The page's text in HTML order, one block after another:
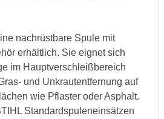
nachrüstbare Spule mit
erhältlich. Sie eignet sich
im Hauptverschleißbereich
und Unkrautentfernung auf
wie Pflaster oder Asphalt.
Standardspuleneinsätzen